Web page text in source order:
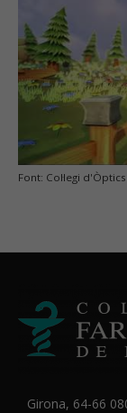
Font: Col·legi
Girona, 64-66